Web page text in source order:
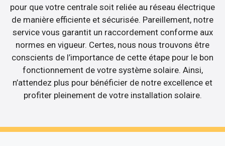
pour que votre centrale soit reliée au réseau électrique
de manière efficiente et sécurisée. Pareillement, notre
service vous garantit un raccordement conforme aux
normes en vigueur. Certes, nous nous trouvons être
conscients de l’importance de cette étape pour le bon
fonctionnement de votre système solaire. Ainsi,
n’attendez plus pour bénéficier de notre excellence et
profiter pleinement de votre installation solaire.